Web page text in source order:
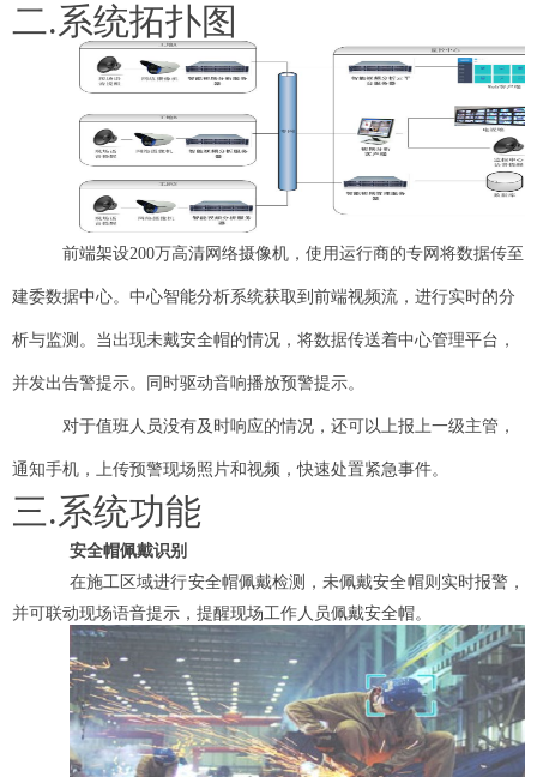
二.系统拓扑图
前端架设200万高清网络摄像机，使用运行商的专网将数据传至
建委数据中心。中心智能分析系统获取到前端视频流，进行实时的分
析与监测。当出现未戴安全帽的情况，将数据传送着中心管理平台，
并发出告警提示。同时驱动音响播放预警提示。
对于值班人员没有及时响应的情况，还可以上报上一级主管，
通知手机，上传预警现场照片和视频，快速处置紧急事件。
三.系统功能
安全帽佩戴识别
在施工区域进行安全帽佩戴检测，未佩戴安全帽则实时报警，
并可联动现场语音提示，提醒现场工作人员佩戴安全帽。